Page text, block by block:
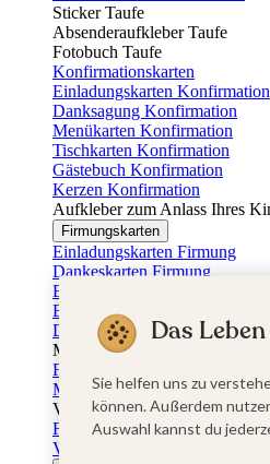
Sticker Taufe
Absenderaufkleber Taufe
Fotobuch Taufe
Konfirmationskarten
Einladungskarten Konfirmation
Danksagung Konfirmation
Menükarten Konfirmation
Tischkarten Konfirmation
Gästebuch Konfirmation
Kerzen Konfirmation
Aufkleber zum Anlass Ihres
Firmungskarten
Einladungskarten Firmung
Dankeskarten Firmung
Einschulungskarten
Einladungskarten Einschulung
Danksagung Einschulung
Muttertag
Fotogeschenke Muttertag
Muttertagskarten
Vatertag
Fotogeschenke Vatertag
Vatertagskarten
Das
Sie helfen uns zu
können. Außerdem
Auswahl kannst du